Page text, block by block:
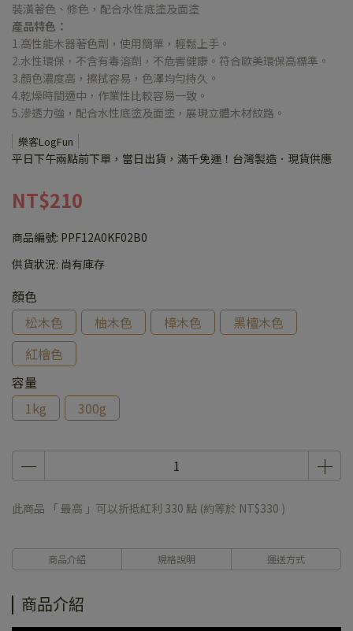
裝潢著色、修色，配合水性底塗及面塗
產品特色：
1.高性能木器著色劑，使用簡單，輕鬆上手。
2.水性環保，不含有毒溶劑，不危害健康。符合歐美環保高標準。
3.顏色濃度高，擦拭容易，色澤均勻持久。
4.乾燥時間適中，作業性比較容易一致。
5.滲透力強，配合水性底塗及面塗，展現立體木材紋路。
樂客LogFun
平日下午兩點前下單，當日出貨，滿千免運！台灣製造．現貨供應
NT$210
商品編號: PPF12A0KF02B0
供貨狀況: 尚有庫存
顏色
松木色
柚木色 樟木色
黑檀木色
紅檜色
容量
1kg
300g
此商品 「 最高 」可以折抵紅利 330 點 (約等於 NT$330 )
商品介紹 規格說明 運送方式
商品介紹